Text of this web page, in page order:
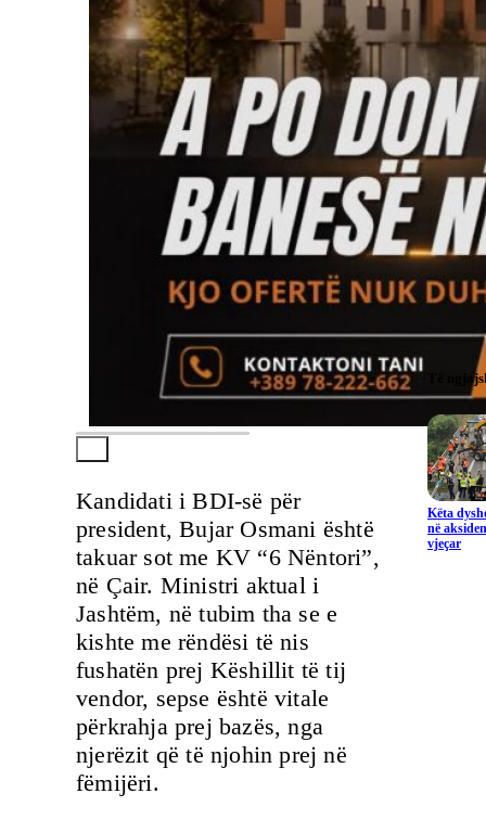
Kandidati i BDI-së për
president, Bujar Osmani është
takuar sot me KV “6 Nëntori”,
në Çair. Ministri aktual i
Jashtëm, në tubim tha se e
kishte me rëndësi të nis
fushatën prej Këshillit të tij
vendor, sepse është vitale
përkrahja prej bazës, nga
njerëzit që të njohin prej në
fëmijëri.
Të
Këta
në
vjeçar